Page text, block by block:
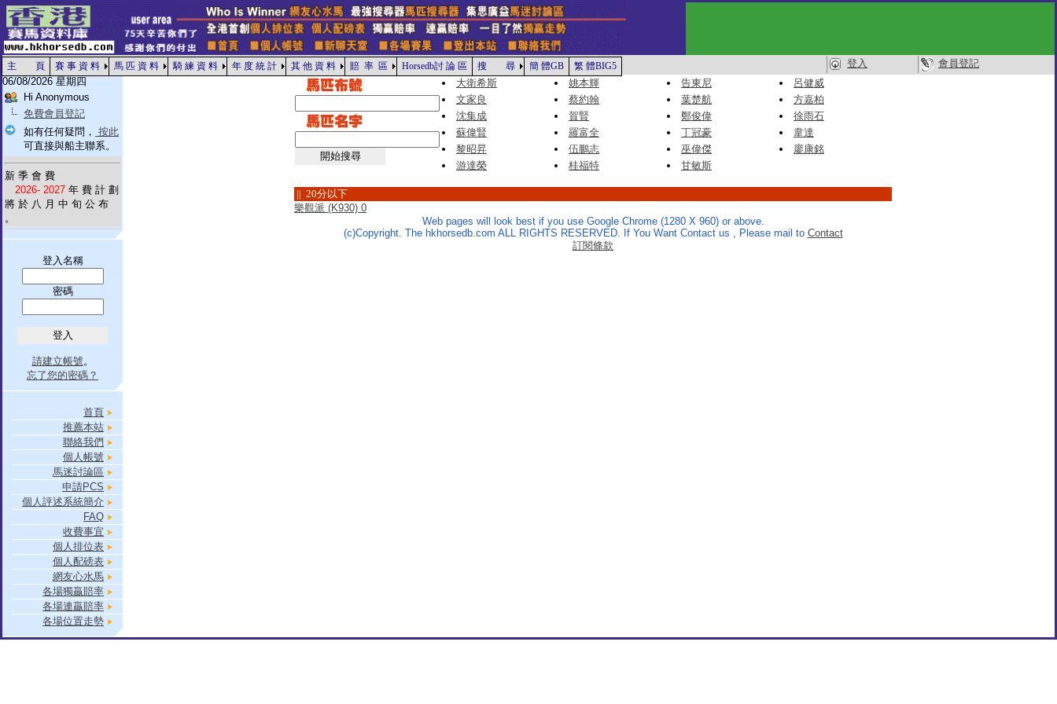
主 頁 賽 事 資 料 馬 匹 資 料 騎 練 資 料 年 度 統 計 其 他 資 料 賠 率 區 Horsedb討 論 區 搜 尋 簡 體GB 繁 體BIG5 登入
會員登記
06/08/2026 星期四
Hi Anonymous
免費會員登記
如有任何疑問， 按此
可直接與船主聯系。
新 季 會 費
2026- 2027 年 費 計 劃
將 於 八 月 中 旬 公 布
。
登入名稱
密碼
請建立帳號。
忘了您的密碼？
首頁
推薦本站
聯絡我們
個人帳號
馬迷討論區
申請PCS
個人評述系統簡介
FAQ
收費事宜
個人排位表
個人配磅表
網友心水馬
各場獨贏賠率
各場連贏賠率
各場位置走勢
大衛希斯 姚本輝 告東尼
呂健威
文家良
蔡約翰 葉楚航
方嘉柏
沈集成
賀賢 鄭俊偉
徐雨石
蘇偉賢
羅富全 丁冠豪
韋達
黎昭昇
伍鵬志 巫偉傑
廖康銘
游達榮
桂福特 甘敏斯
|| 20分以下
樂觀派 (K930) 0
Web pages will look best if you use Google Chrome (1280 X 960) or above.
(c)Copyright. The hkhorsedb.com ALL RIGHTS RESERVED. If You Want Contact us , Please mail to Contact
訂閱條款